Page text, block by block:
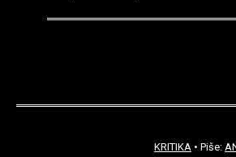
KRITIKA • Piše: